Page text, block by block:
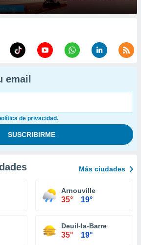
email
de privacidad.
Más ciudades
Arnouville
35° 19°
Deuil-la-Barre
35° 19°